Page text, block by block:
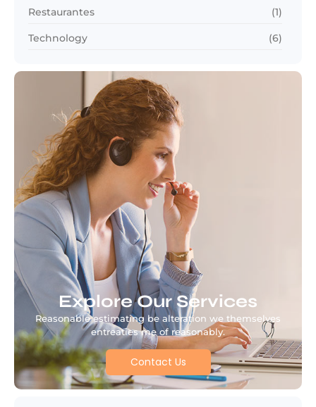
Restaurantes (1)
Technology (6)
Explore Our Services
Reasonable estimating be alteration we themselves
entreaties me of reasonably.
Contact Us